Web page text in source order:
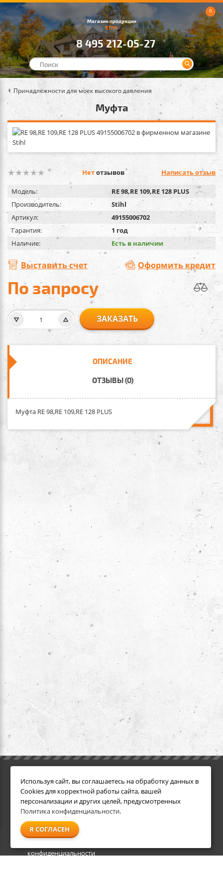
Магазин продукции
STIHL
8 495 212-05-27
0
Принадлежности для моек высокого давления
Mуфта
Нетотзывов Написать отзыв
Модель:
RE 98,RE 109,RE 128 PLUS
Производитель:
Stihl
Артикул:
49155006702
Гарантия:
1 год
Наличие:
Есть в наличии
Выставить счет Оформить кредит
По запросу
ЗАКАЗАТЬ
ОПИСАНИЕ
ОТЗЫВЫ (0)
Mуфта RE 98,RE 109,RE 128 PLUS
Условия возврата
О компании
Доставка
Оплата
Гарантия и сервис
конфиденциальности
Акции
Используя сайт, вы соглашаетесь на обработку данных в
Cookies для корректной работы сайта, вашей
персонализации и других целей, предусмотренных
Политика конфиденциальности.
Я СОГЛАСЕН